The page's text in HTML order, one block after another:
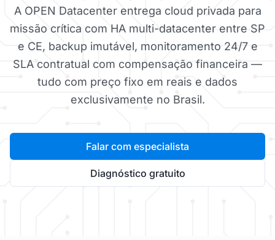
A OPEN Datacenter entrega cloud privada para
missão crítica com HA multi-datacenter entre SP
e CE, backup imutável, monitoramento 24/7 e
SLA contratual com compensação financeira —
tudo com preço fixo em reais e dados
exclusivamente no Brasil.
Falar com especialista
Diagnóstico gratuito